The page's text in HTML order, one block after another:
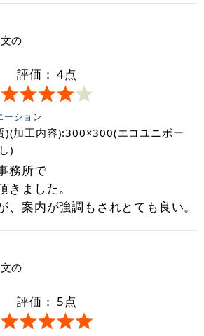
の
評価： 4点
ーション
)(加工内容):300×300(エコユニボー
)
務所で
きました。
、案内が強調もされとても良い。
の
評価： 5点